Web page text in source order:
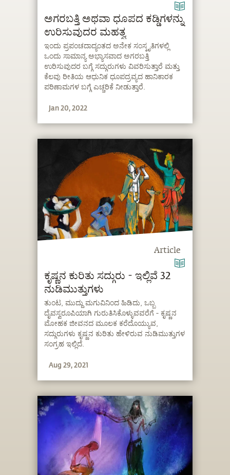
ಅಗರಬತ್ತಿ ಅಥವಾ ಧೂಪದ ಕಡ್ಡಿಗಳನ್ನು
ಉರಿಸುವುದರ ಮಹತ್ವ
ಇಂದು ಪ್ರಪಂಚದಾದ್ಯಂತದ ಅನೇಕ ಸಂಸ್ಕೃತಿಗಳಲ್ಲಿ
ಒಂದು ಸಾಮಾನ್ಯ ಅಭ್ಯಾಸವಾದ ಅಗರಬತ್ತಿ
ಉರಿಸುವುದರ ಬಗ್ಗೆ ಸದ್ಗುರುಗಳು ವಿವರಿಸುತ್ತಾರೆ ಮತ್ತು
ಕೆಲವು ರೀತಿಯ ಆಧುನಿಕ ಧೂಪದ್ರವ್ಯದ ಹಾನಿಕಾರಕ
ಪರಿಣಾಮಗಳ ಬಗ್ಗೆ ಎಚ್ಚರಿಕೆ ನೀಡುತ್ತಾರೆ.
Jan 20, 2022
Article
ಕೃಷ್ಣನ ಕುರಿತು ಸದ್ಗುರು - ಇಲ್ಲಿವೆ 32
ನುಡಿಮುತ್ತುಗಳು
ತುಂಟ, ಮುದ್ದು ಮಗುವಿನಿಂದ ಹಿಡಿದು, ಒಬ್ಬ
ದೈವಸ್ವರೂಪಿಯಾಗಿ ಗುರುತಿಸಿಕೊಳ್ಳುವವರೆಗೆ - ಕೃಷ್ಣನ
ಮೋಹಕ ಜೀವನದ ಮೂಲಕ ಕರೆದೊಯ್ಯುವ,
ಸದ್ಗುರುಗಳು ಕೃಷ್ಣನ ಕುರಿತು ಹೇಳಿರುವ ನುಡಿಮುತ್ತುಗಳ
ಸಂಗ್ರಹ ಇಲ್ಲಿದೆ.
Aug 29, 2021